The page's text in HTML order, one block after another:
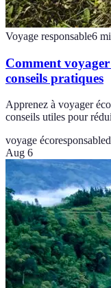
Voyage responsable6
Comment voyager
conseils pratiques
Apprenez à voyager
conseils utiles pour
voyage écoresponsable
Aug 6